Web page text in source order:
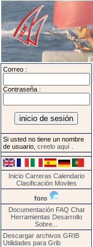
Correo :
Contraseña :
Si usted no tiene un nombre
de usuario, creelo aquí
Inicio Carreras Calendario
Clasificación Moviles
foro
Documentación FAQ Chat
Herramientas Desarrollo
Sobre...
Descargar archivos GRIB
Utilidades para Grib